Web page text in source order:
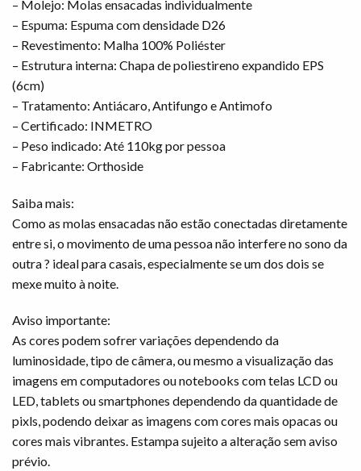
– Molejo: Molas ensacadas individualmente
– Espuma: Espuma com densidade D26
– Revestimento: Malha 100% Poliéster
– Estrutura interna: Chapa de poliestireno expandido EPS
(6cm)
– Tratamento: Antiácaro, Antifungo e Antimofo
– Certificado: INMETRO
– Peso indicado: Até 110kg por pessoa
– Fabricante: Orthoside
Saiba mais:
Como as molas ensacadas não estão conectadas diretamente
entre si, o movimento de uma pessoa não interfere no sono da
outra ? ideal para casais, especialmente se um dos dois se
mexe muito à noite.
Aviso importante:
As cores podem sofrer variações dependendo da
luminosidade, tipo de câmera, ou mesmo a visualização das
imagens em computadores ou notebooks com telas LCD ou
LED, tablets ou smartphones dependendo da quantidade de
pixls, podendo deixar as imagens com cores mais opacas ou
cores mais vibrantes. Estampa sujeito a alteração sem aviso
prévio.